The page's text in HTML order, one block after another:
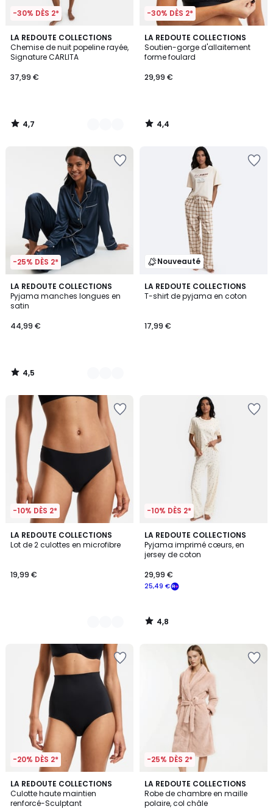
-30% DÈS 2*
LA REDOUTE COLLECTIONS
Chemise de nuit popeline rayée,
Signature CARLITA
37,99 €
4,7
/ 5
2
Couleurs
4,7
/
-30% DÈS 2*
LA REDOUTE COLLECTIONS
Soutien-gorge d'allaitement
forme foulard
29,99 €
4,4
/ 5
4,4
/
-25% DÈS 2*
LA REDOUTE COLLECTIONS
Pyjama manches longues en
satin
44,99 €
4,5
/ 5
2
Couleurs
4,5
/
Nouveauté
LA REDOUTE COLLECTIONS
T-shirt de pyjama en coton
17,99 €
-10% DÈS 2*
LA REDOUTE COLLECTIONS
Lot de 2 culottes en microfibre
19,99 €
3
Couleurs
-10% DÈS 2*
LA REDOUTE COLLECTIONS
Pyjama imprimé cœurs, en
jersey de coton
25,49 €
29,99 €
4,8
/ 5
4,8
/
-20% DÈS 2*
LA REDOUTE COLLECTIONS
Culotte haute maintien
renforcé-Sculptant
3,7
/ 5
2
Couleurs
-25% DÈS 2*
LA REDOUTE COLLECTIONS
Robe de chambre en maille
polaire, col châle
4,2
/ 5
3
Couleurs